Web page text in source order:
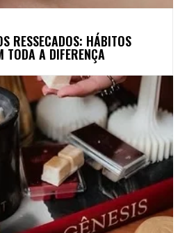
RESSECADOS: HÁBITOS
TODA A DIFERENÇA